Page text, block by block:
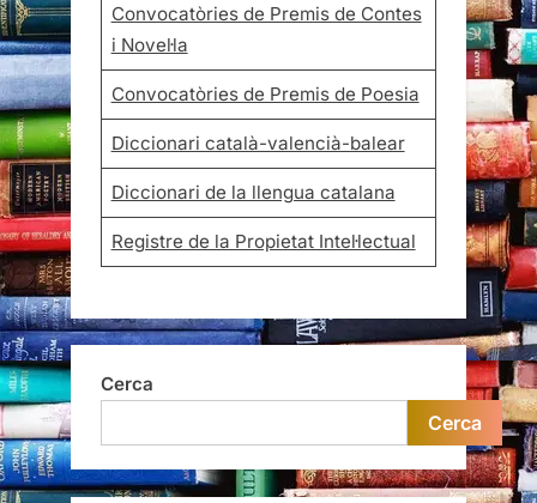
Convocatòries de Premis de Contes
i Novel·la
Convocatòries de Premis de Poesia
Diccionari català-valencià-balear
Diccionari de la llengua catalana
Registre de la Propietat Intel·lectual
Cerca
Cerca